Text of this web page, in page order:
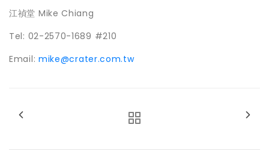
江禎堂 Mike Chiang
Tel: 02-2570-1689 #210
Email: mike@crater.com.tw